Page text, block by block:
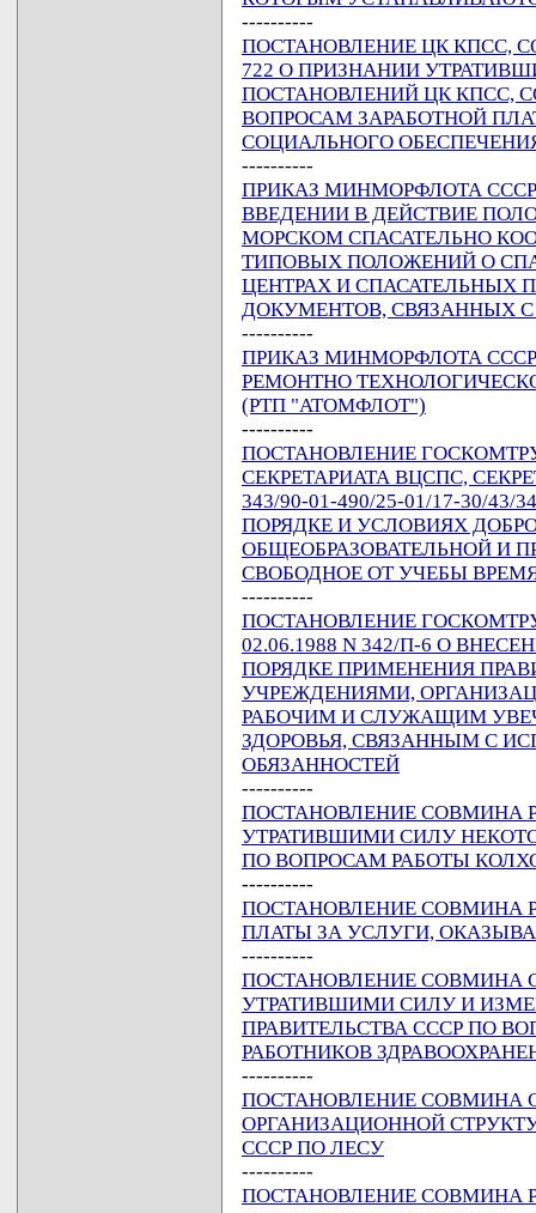
----------
ПОСТАНОВЛЕНИЕ ЦК КПСС,
722 О ПРИЗНАНИИ
ПОСТАНОВЛЕНИЙ ЦК КПСС,
ВОПРОСАМ ЗАРАБОТНОЙ
СОЦИАЛЬНОГО
----------
ПРИКАЗ МИНМОРФЛОТА СССР
ВВЕДЕНИИ В ДЕЙСТВИЕ
МОРСКОМ СПАСАТЕЛЬНО
ТИПОВЫХ ПОЛОЖЕНИЙ О
ЦЕНТРАХ И СПАСАТЕЛЬНЫХ
ДОКУМЕНТОВ, СВЯЗАННЫХ
----------
ПРИКАЗ МИНМОРФЛОТА СССР
РЕМОНТНО
(РТП "АТОМФЛОТ")
----------
ПОСТАНОВЛЕНИЕ
СЕКРЕТАРИАТА ВЦСПС,
343/90-01-490/25-01/17-30/
ПОРЯДКЕ И УСЛОВИЯХ
ОБЩЕОБРАЗОВАТЕЛЬНОЙ И
СВОБОДНОЕ ОТ УЧЕБЫ
----------
ПОСТАНОВЛЕНИЕ
02.06.1988 N 342/П-6 О
ПОРЯДКЕ ПРИМЕНЕНИЯ
УЧРЕЖДЕНИЯМИ,
РАБОЧИМ И СЛУЖАЩИМ
ЗДОРОВЬЯ, СВЯЗАННЫМ С
ОБЯЗАННОСТЕЙ
----------
ПОСТАНОВЛЕНИЕ СОВМИНА
УТРАТИВШИМИ СИЛУ
ПО ВОПРОСАМ РАБОТЫ
----------
ПОСТАНОВЛЕНИЕ СОВМИНА
ПЛАТЫ ЗА УСЛУГИ,
----------
ПОСТАНОВЛЕНИЕ СОВМИНА
УТРАТИВШИМИ СИЛУ И
ПРАВИТЕЛЬСТВА СССР ПО
РАБОТНИКОВ
----------
ПОСТАНОВЛЕНИЕ СОВМИНА
ОРГАНИЗАЦИОННОЙ
СССР ПО ЛЕСУ
----------
ПОСТАНОВЛЕНИЕ СОВМИНА